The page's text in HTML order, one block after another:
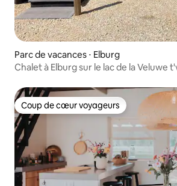
Parc de vacances ⋅ Elburg
Coup de cœur voyageurs
Coup de cœur voyageurs